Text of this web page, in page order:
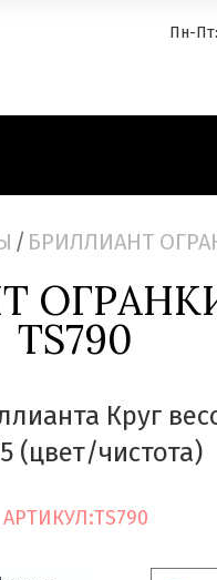
Пн-
/ БРИЛЛИАНТ
TS790
АРТИКУЛ:TS790